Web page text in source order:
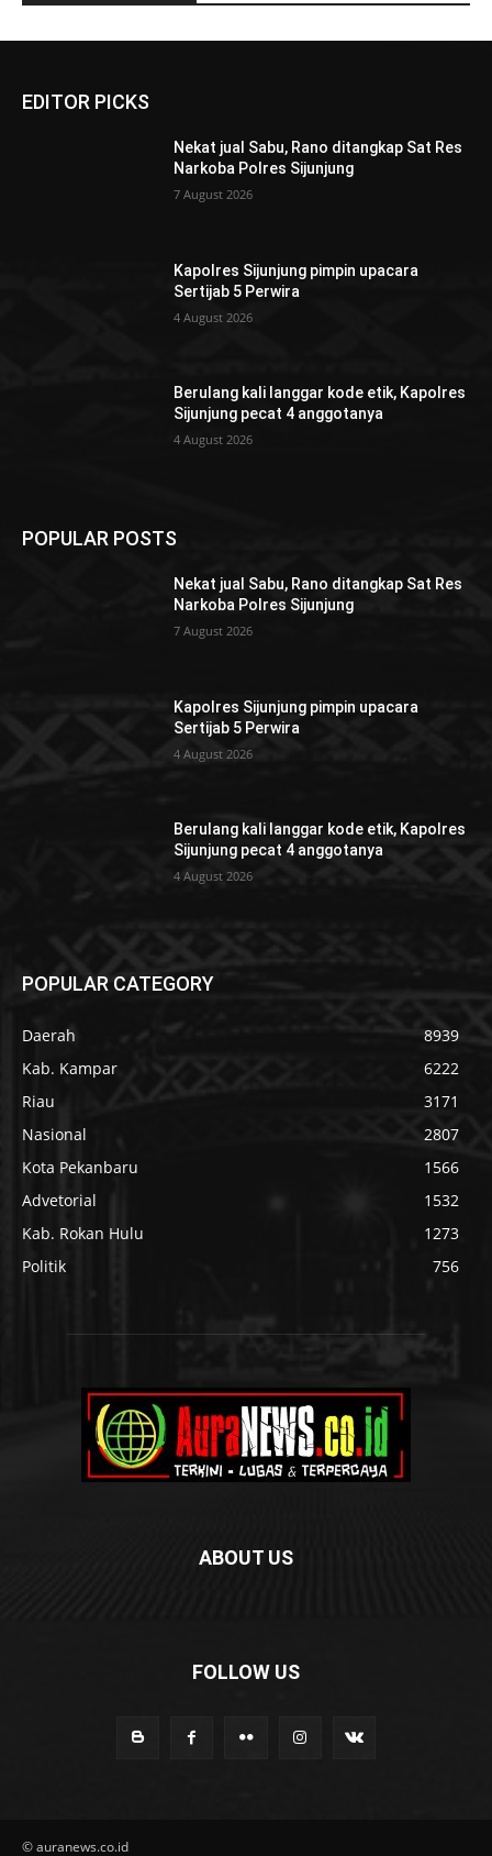
EDITOR PICKS
Nekat jual Sabu, Rano ditangkap Sat Res
Narkoba Polres Sijunjung
7 August 2026
Kapolres Sijunjung pimpin upacara
Sertijab 5 Perwira
4 August 2026
Berulang kali langgar kode etik, Kapolres
Sijunjung pecat 4 anggotanya
4 August 2026
POPULAR POSTS
Nekat jual Sabu, Rano ditangkap Sat Res
Narkoba Polres Sijunjung
7 August 2026
Kapolres Sijunjung pimpin upacara
Sertijab 5 Perwira
4 August 2026
Berulang kali langgar kode etik, Kapolres
Sijunjung pecat 4 anggotanya
4 August 2026
POPULAR CATEGORY
Daerah
8939
Kab. Kampar
6222
Riau
3171
Nasional
2807
Kota Pekanbaru
1566
Advetorial
1532
Kab. Rokan Hulu
1273
Politik
756
ABOUT US
FOLLOW US
© auranews.co.id